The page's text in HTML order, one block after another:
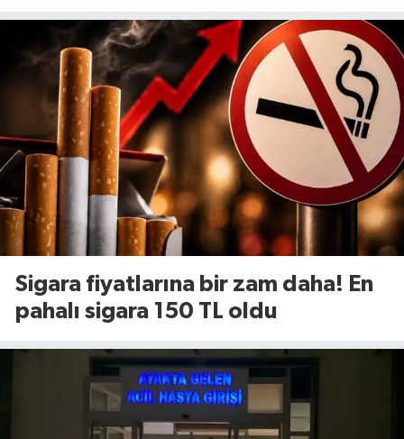
Sigara fiyatlarına bir zam daha! En
pahalı sigara 150 TL oldu